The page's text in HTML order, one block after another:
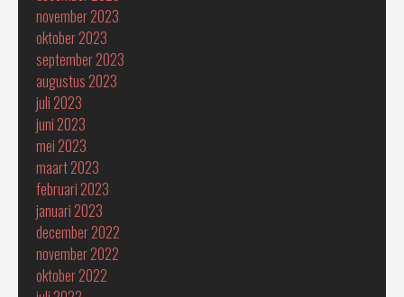
november 2023
oktober 2023
september 2023
augustus 2023
juli 2023
juni 2023
mei 2023
maart 2023
februari 2023
januari 2023
december 2022
november 2022
oktober 2022